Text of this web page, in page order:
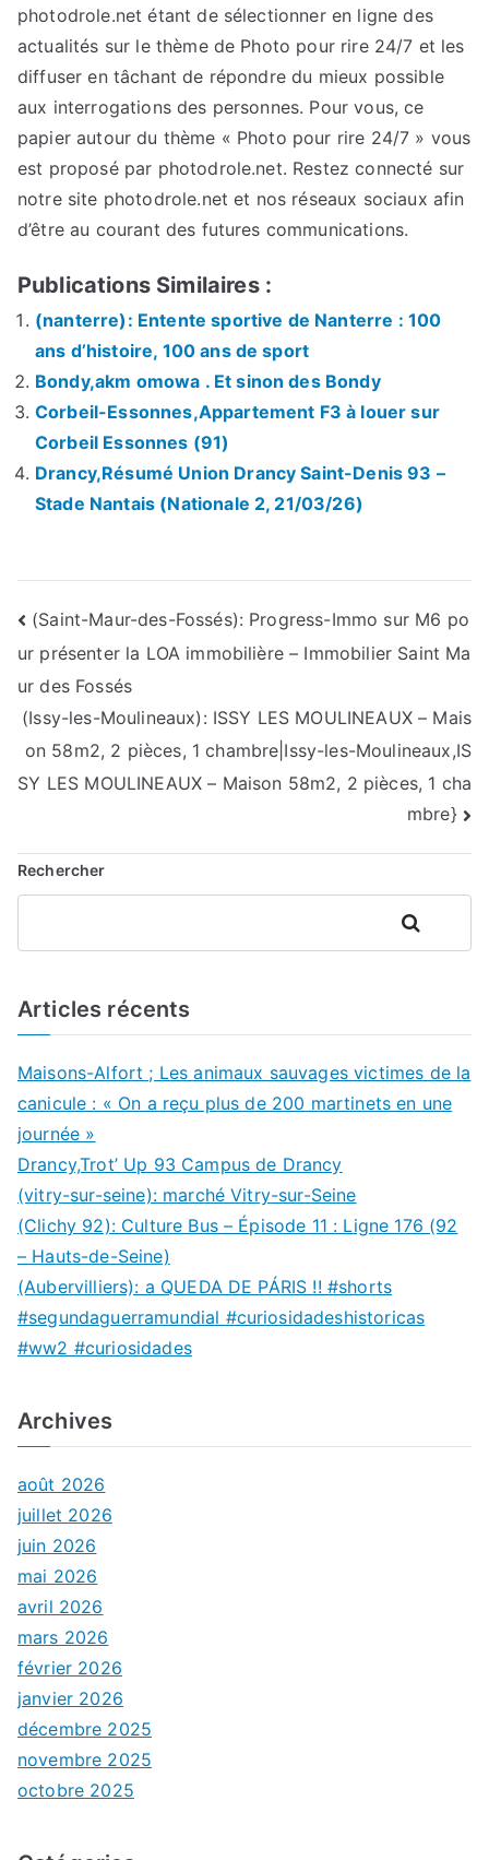
photodrole.net étant de sélectionner en ligne des
actualités sur le thème de Photo pour rire 24/7 et les
diffuser en tâchant de répondre du mieux possible
aux interrogations des personnes. Pour vous, ce
papier autour du thème « Photo pour rire 24/7 » vous
est proposé par photodrole.net. Restez connecté sur
notre site photodrole.net et nos réseaux sociaux afin
d’être au courant des futures communications.
Publications Similaires :
(nanterre): Entente sportive de Nanterre : 100
ans d’histoire, 100 ans de sport
Bondy,akm omowa . Et sinon des Bondy
Corbeil-Essonnes,Appartement F3 à louer sur
Corbeil Essonnes (91)
Drancy,Résumé Union Drancy Saint-Denis 93 –
Stade Nantais (Nationale 2, 21/03/26)
Navigation
de
l’article
(Saint-Maur-des-Fossés): Progress-Immo sur M6 po
ur présenter la LOA immobilière – Immobilier Saint Ma
ur des Fossés
(Issy-les-Moulineaux): ISSY LES MOULINEAUX – Mais
on 58m2, 2 pièces, 1 chambre|Issy-les-Moulineaux,IS
SY LES MOULINEAUX – Maison 58m2, 2 pièces, 1 cha
mbre}
Rechercher
Rechercher
Articles récents
Maisons-Alfort ; Les animaux sauvages victimes de la
canicule : « On a reçu plus de 200 martinets en une
journée »
Drancy,Trot’ Up 93 Campus de Drancy
(vitry-sur-seine): marché Vitry-sur-Seine
(Clichy 92): Culture Bus – Épisode 11 : Ligne 176 (92
– Hauts-de-Seine)
(Aubervilliers): a QUEDA DE PÁRIS !! #shorts
#segundaguerramundial #curiosidadeshistoricas
#ww2 #curiosidades
Archives
août 2026
juillet 2026
juin 2026
mai 2026
avril 2026
mars 2026
février 2026
janvier 2026
décembre 2025
novembre 2025
octobre 2025